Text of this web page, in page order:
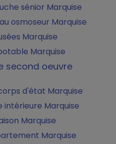
sénior Marquise
osmoseur Marquise
Marquise
Marquise
second oeuvre
d'état Marquise
intérieure Marquise
Marquise
Marquise